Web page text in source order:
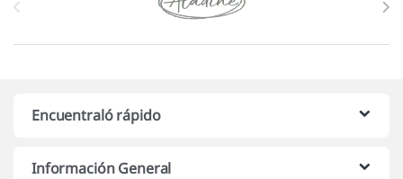
Encuentraló rápido
Información General